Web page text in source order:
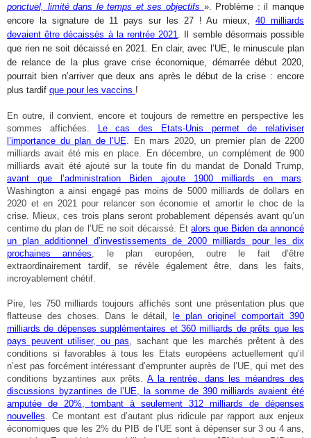
ponctuel, limité dans le temps et ses objectifs ». Problème : il manque
encore la signature de 11 pays sur les 27 ! Au mieux,40 milliards
devaient être décaissés à la rentrée 2021
. Il semble désormais possible
que rien ne soit décaissé en 2021. En clair, avec l’UE, le minuscule plan
de relance de la plus grave crise économique, démarrée début 2020,
pourrait bien n’arriver que deux ans après le début de la crise : encore
plus tardif que pour les vaccins !
En outre, il convient, encore et toujours de remettre en perspective les
sommes affichées.
Le cas des Etats-Unis permet de relativiser
l’importance du plan de l’UE . En mars 2020, un premier plan de 2200
milliards avait été mis en place. En décembre, un complément de 900
milliards avait été ajouté sur la toute fin du mandat de Donald Trump,
avant que l’administration Biden ajoute 1900 milliards en mars
Washington a ainsi engagé pas moins de 5000 milliards de dollars en
2020 et en 2021 pour relancer son économie et amortir le choc de la
crise. Mieux, ces trois plans seront probablement dépensés avant qu’un
centime du plan de l’UE ne soit décaissé. Etalors que Biden da annoncé
un plan additionnel d’investissements de 2000 milliards pour les dix
prochaines années , le plan européen, outre le fait d’être
extraordinairement tardif, se révèle également être, dans les faits,
incroyablement chétif.
Pire, les 750 milliards toujours affichés sont une présentation plus que
flatteuse des choses. Dans le détail,
le plan originel comportait 390
milliards de dépenses supplémentaires et 360 milliards de prêts que les
pays peuvent utiliser, ou pas , sachant que les marchés prêtent à des
conditions si favorables à tous les Etats européens actuellement qu’il
n’est pas forcément intéressant d’emprunter auprès de l’UE, qui met des
conditions byzantines aux prêts.A la rentrée, dans les méandres des
discussions byzantines de l’UE, la somme de 390 milliards avaient été
amputée de 20%, tombant à seulement 312 milliards de dépenses
nouvelles . Ce montant est d’autant plus ridicule par rapport aux enjeux
économiques que les 2% du PIB de l’UE sont à dépenser sur 3 ou 4 ans,